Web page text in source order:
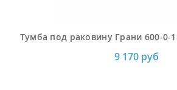
Тумба под раковину Грани 600-0-1
9 170 руб